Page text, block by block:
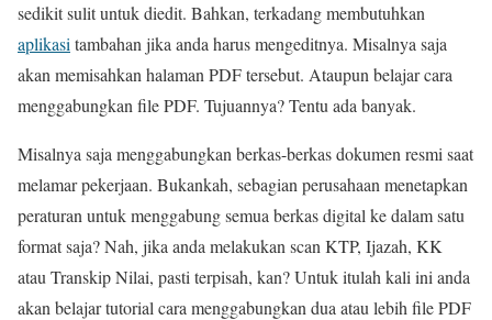
sedikit sulit untuk diedit. Bahkan, terkadang membutuhkan
aplikasi tambahan jika anda harus mengeditnya. Misalnya saja
akan memisahkan halaman PDF tersebut. Ataupun belajar cara
menggabungkan file PDF. Tujuannya? Tentu ada banyak.
Misalnya saja menggabungkan berkas-berkas dokumen resmi saat
melamar pekerjaan. Bukankah, sebagian perusahaan menetapkan
peraturan untuk menggabung semua berkas digital ke dalam satu
format saja? Nah, jika anda melakukan scan KTP, Ijazah, KK
atau Transkip Nilai, pasti terpisah, kan? Untuk itulah kali ini anda
akan belajar tutorial cara menggabungkan dua atau lebih file PDF